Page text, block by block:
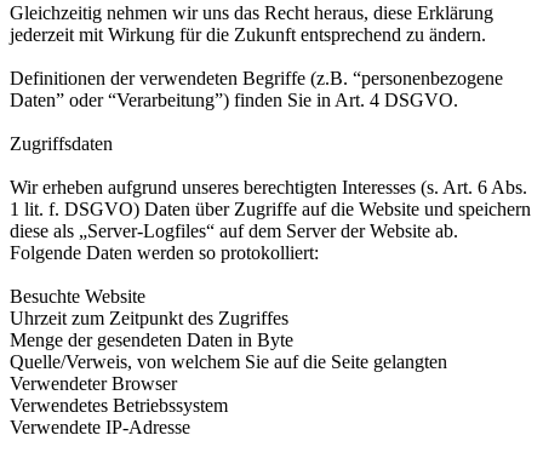
Gleichzeitig nehmen wir uns das Recht heraus, diese Erklärung
jederzeit mit Wirkung für die Zukunft entsprechend zu ändern.
Definitionen der verwendeten Begriffe (z.B. “personenbezogene
Daten” oder “Verarbeitung”) finden Sie in Art. 4 DSGVO.
Zugriffsdaten
Wir erheben aufgrund unseres berechtigten Interesses (s. Art. 6 Abs.
1 lit. f. DSGVO) Daten über Zugriffe auf die Website und speichern
diese als „Server-Logfiles“ auf dem Server der Website ab.
Folgende Daten werden so protokolliert:
Besuchte Website
Uhrzeit zum Zeitpunkt des Zugriffes
Menge der gesendeten Daten in Byte
Quelle/Verweis, von welchem Sie auf die Seite gelangten
Verwendeter Browser
Verwendetes Betriebssystem
Verwendete IP-Adresse